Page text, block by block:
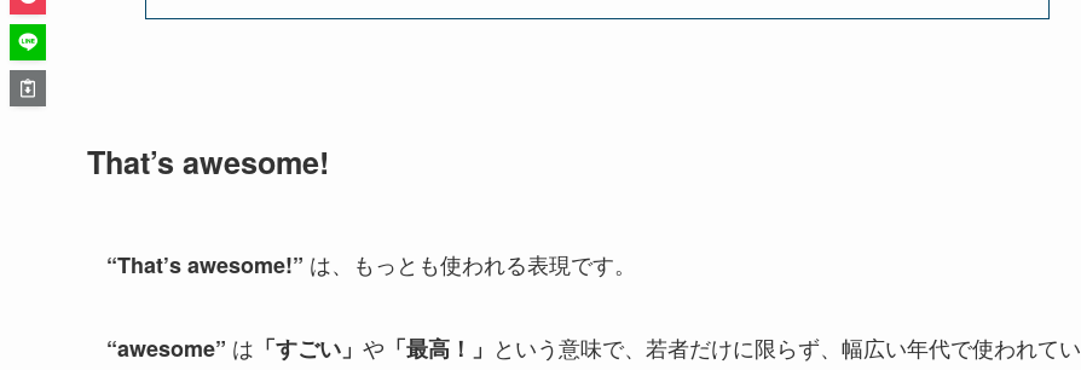
That’s awesome!
“That’s awesome!” は、もっとも使われる表現です。
“awesome” は 「すごい」 や 「最高！」 という意味で、若者だけに限らず、幅広い年代で使われてい